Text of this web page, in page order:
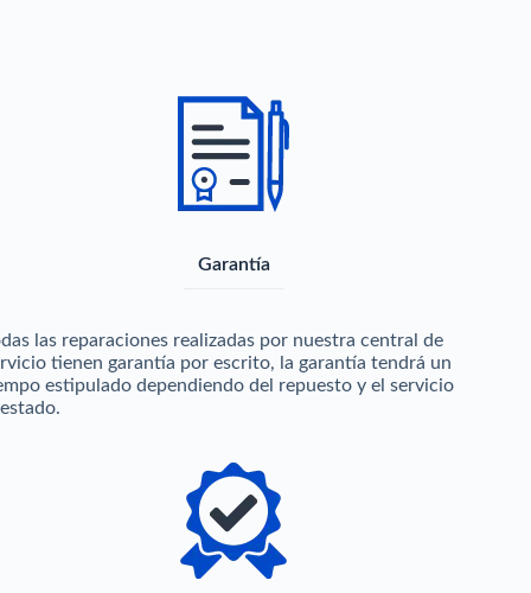
Garantía
las reparaciones realizadas por nuestra central de
tienen garantía por escrito, la garantía tendrá un
estipulado dependiendo del repuesto y el servicio